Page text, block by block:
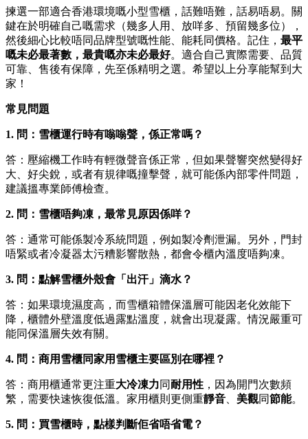
揀選一部適合香港環境嘅小型雪櫃，話難唔難，話易唔易。關
鍵在於明確自己嘅需求（幾多人用、放咩多、預留幾多位），
然後細心比較唔同品牌型號嘅性能、能耗同價格。記住， 最平
嘅未必最著數，最貴嘅亦未必最好。適合自己實際需要、品質
可靠、售後有保障，先至係精明之選。希望以上分享能幫到大
家！
常見問題
1. 問：雪櫃運行時有嗡嗡聲，係正常嗎？
答：壓縮機工作時有輕微聲音係正常，但如果聲響突然變得好
大、好尖銳，或者有規律嘅撞擊聲，就可能係內部零件問題，
建議搵專業師傅檢查。
2. 問：雪櫃唔夠凍，最常見原因係咩？
答：通常可能係製冷系統問題，例如製冷劑泄漏。另外，門封
唔緊或者冷凝器太污糟影響散熱，都會令櫃內溫度唔夠凍。
3. 問：點解雪櫃外殼會「出汗」滴水？
答：如果環境濕度高，而雪櫃箱體保溫層可能因老化效能下
降，櫃體外壁溫度低過露點溫度，就會出現凝露。情況嚴重可
能同保溫層失效有關。
4. 問：商用雪櫃同家用雪櫃主要區別在哪裡？
答：商用櫃通常更注重大冷凍力同耐用性 ，因為開門次數頻
繁，需要快速恢復低溫。家用櫃則更側重靜音 美觀同節能。
5. 問：買雪櫃時，點樣判斷佢省唔省電？